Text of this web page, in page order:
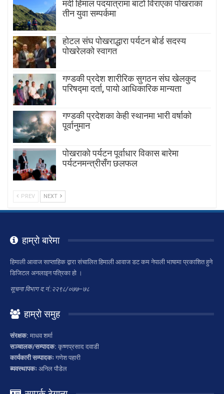
मर्दी हिमाल पदयात्रामा बाटाे विराएका पाेखराका
तीन युवा सम्पर्कमा
होटल संघ पोखराद्धारा पर्यटन बोर्ड सदस्य
पोखरेलको स्वागत
गण्डकी प्रदेश शारीरिक सुगठन संघ खेलकुद
परिषद्मा दर्ता, पायाे आधिकारिक मान्यता
गण्डकी प्रदेशका केही स्थानमा भारी वर्षाको
पूर्वानुमान
पाेखराकाे पर्यटन पूर्वाधार विकास बारेमा
पर्यटनमन्त्रीसँग छलफल
PREV NEXT
हाम्रो बारेमा
हिमाली आवाज साप्ताहिक द्वारा संचालित हिमाली आवाज डट कम नेपाली भाषामा प्रकाशित हुने
डिजिटल अनलाइन पत्रिका हो ।
सूचना विभाग द.नं.:२२९८/०७७–७८
हाम्रो समुह
संरक्षक: माधव शर्मा
सञ्चालक/सम्पादक: कृष्णप्रसाद दवाडी
कार्यकारी सम्पादकः गणेश पहारी
ब्यवस्थापकः अनिल पौडेल